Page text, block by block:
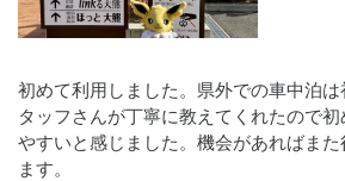
初めて利用しました。県外での車中泊
タッフさんが丁寧に教えてくれたので
やすいと感じました。機会があればま
ます。